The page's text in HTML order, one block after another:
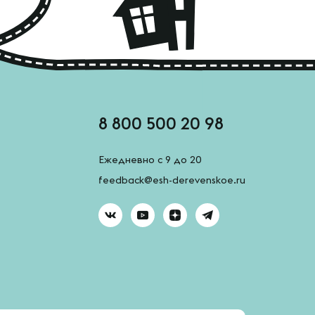
8 800 500 20 98
Ежедневно с 9 до 20
feedback@esh-derevenskoe.ru